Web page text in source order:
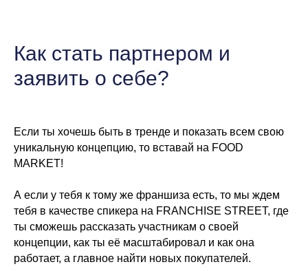
Как стать партнером и
заявить о себе?
Если ты хочешь быть в тренде и показать всем свою
уникальную концепцию, то вставай на FOOD
MARKET!
А если у тебя к тому же франшиза есть, то мы ждем
тебя в качестве спикера на FRANCHISE STREET, где
ты сможешь рассказать участникам о своей
концепции, как ты её масштабировал и как она
работает, а главное найти новых покупателей.
8 800 700 93 20 (горячая линия) gastreet — international
restaurant show
услуги оказывает общество с ограниченной
ответственностью «сирокко»
договор оферта
оферта детского
кемпа «гастритик»
политика обработки
персональных
данных
способы оплаты